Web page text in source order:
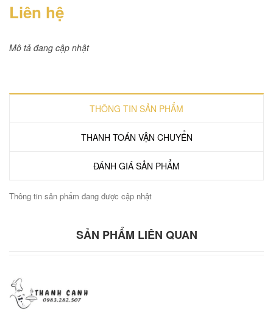
Liên hệ
Mô tả đang cập nhật
THÔNG TIN SẢN PHẨM
THANH TOÁN VẬN CHUYỂN
ĐÁNH GIÁ SẢN PHẨM
Thông tin sản phẩm đang được cập nhật
SẢN PHẨM LIÊN QUAN